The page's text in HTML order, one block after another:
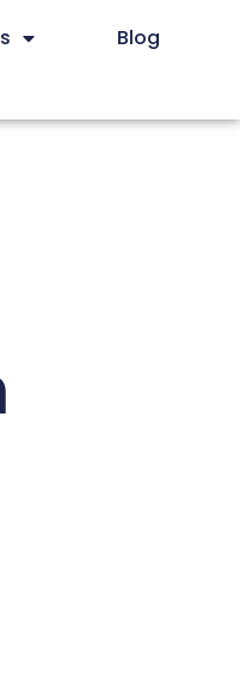
Blog